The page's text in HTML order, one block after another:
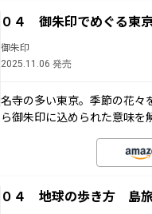
０４ 御朱印でめぐる東
御朱印
2025.11.06 発売
名寺の多い東京。季節の花々
ら御朱印に込められた意味を
０４ 地球の歩き方